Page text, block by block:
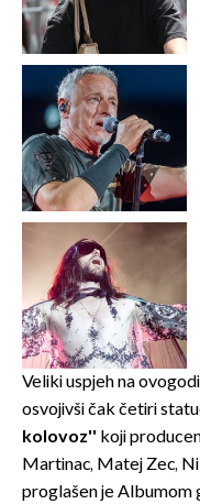
Veliki uspjeh na
osvojivši čak četiri
kolovoz'' koji
Martinac, Matej Zec,
proglašen je Albumom